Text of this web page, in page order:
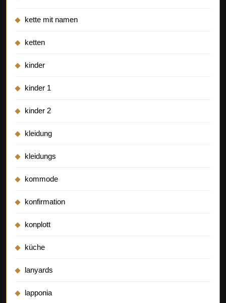
kette mit namen
ketten
kinder
kinder 1
kinder 2
kleidung
kleidungs
kommode
konfirmation
konplott
küche
lanyards
lapponia